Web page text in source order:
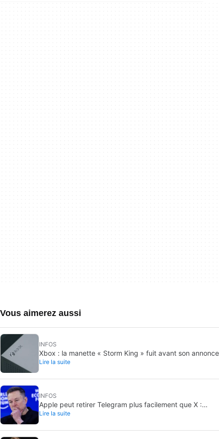
Vous aimerez aussi
INFOS
Xbox : la manette « Storm King » fuit avant son annonce
Lire la suite
INFOS
Apple peut retirer Telegram plus facilement que X :
pourquoi l’app est plus exposée
Lire la suite